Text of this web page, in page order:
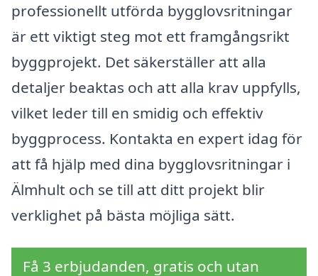
professionellt utförda bygglovsritningar
är ett viktigt steg mot ett framgångsrikt
byggprojekt. Det säkerställer att alla
detaljer beaktas och att alla krav uppfylls,
vilket leder till en smidig och effektiv
byggprocess. Kontakta en expert idag för
att få hjälp med dina bygglovsritningar i
Älmhult och se till att ditt projekt blir
verklighet på bästa möjliga sätt.
Få 3 erbjudanden, gratis och utan